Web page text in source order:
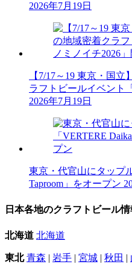
2026年7月19日
【7/17～19 東京・国
ラフトビールイベント
2026年7月19日
東京・代官山にタップ
Taproom」をオープン
日本各地のクラフトビール情
北海道 北海道
東北 青森 | 岩手 | 宮城 | 秋田 |